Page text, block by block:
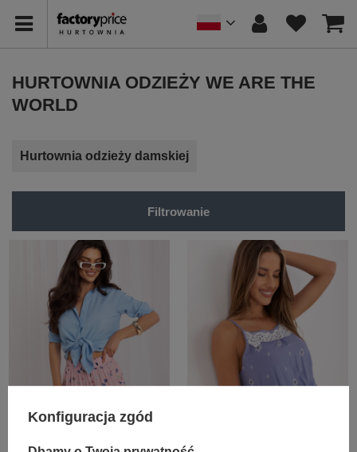
HURTOWNIA ODZIEŻY WE ARE THE
WORLD
Hurtownia odzieży damskiej
Filtrowanie
VISCOSE COMFORT
Konfiguracja zgód